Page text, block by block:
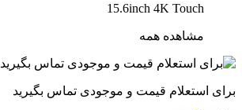
15.6inch 4K Touch
مشاهده همه
برای استعلام قیمت و موجودی تماس بگیرید